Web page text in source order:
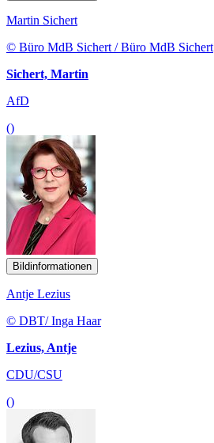
Martin Sichert
© Büro MdB Sichert / Büro MdB Sichert
Sichert, Martin
AfD
()
Bildinformationen
Antje Lezius
© DBT/ Inga Haar
Lezius, Antje
CDU/CSU
()